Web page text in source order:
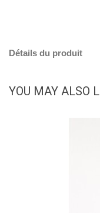
Détails du produit
YOU MAY ALSO